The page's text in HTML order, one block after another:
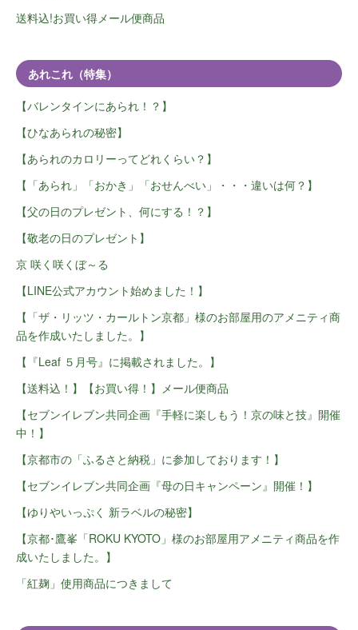
送料込!お買い得メール便商品
あれこれ（特集）
【バレンタインにあられ！？】
【ひなあられの秘密】
【あられのカロリーってどれくらい？】
【「あられ」「おかき」「おせんべい」・・・違いは何？】
【父の日のプレゼント、何にする！？】
【敬老の日のプレゼント】
京 咲く咲くぼ～る
【LINE公式アカウント始めました！】
【「ザ・リッツ・カールトン京都」様のお部屋用のアメニティ商
品を作成いたしました。】
【『Leaf ５月号』に掲載されました。】
【送料込！】【お買い得！】メール便商品
【セブンイレブン共同企画『手軽に楽しもう！京の味と技』開催
中！】
【京都市の「ふるさと納税」に参加しております！】
【セブンイレブン共同企画『母の日キャンペーン』開催！】
【ゆりやいっぷく 新ラベルの秘密】
【京都･鷹峯「ROKU KYOTO」様のお部屋用アメニティ商品を作
成いたしました。】
「紅麹」使用商品につきまして